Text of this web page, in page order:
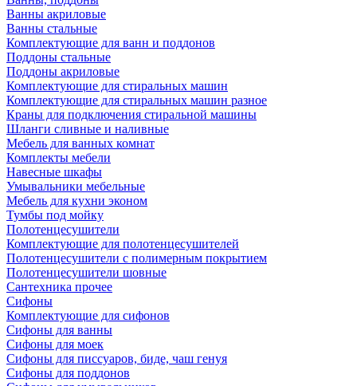
Ванны акриловые
Ванны стальные
Комплектующие для ванн и поддонов
Поддоны стальные
Поддоны акриловые
Комплектующие для стиральных машин
Комплектующие для стиральных машин разное
Краны для подключения стиральной машины
Шланги сливные и наливные
Мебель для ванных комнат
Комплекты мебели
Навесные шкафы
Умывальники мебельные
Мебель для кухни эконом
Тумбы под мойку
Полотенцесушители
Комплектующие для полотенцесушителей
Полотенцесушители с полимерным покрытием
Полотенцесушители шовные
Сантехника прочее
Сифоны
Комплектующие для сифонов
Сифоны для ванны
Сифоны для моек
Сифоны для писсуаров, биде, чаш генуя
Сифоны для поддонов